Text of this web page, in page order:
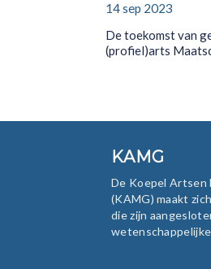
14 sep 2023
De toekomst van
(profiel)arts
KAMG
De Koepel Artsen
(KAMG) maakt
die zijn